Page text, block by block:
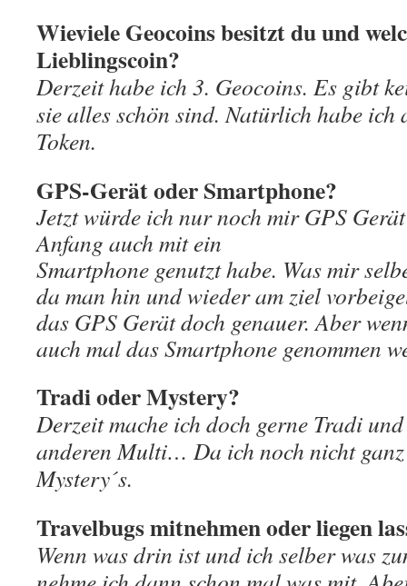
Wieviele Geocoins besitzt du und
Lieblingscoin?
Derzeit habe ich 3. Geocoins. Es gibt
sie alles schön sind. Natürlich habe ich
Token.
GPS-Gerät oder Smartphone?
Jetzt würde ich nur noch mir GPS
Anfang auch mit ein
Smartphone genutzt habe. Was mir
da man hin und wieder am ziel
das GPS Gerät doch genauer. Aber
auch mal das Smartphone genommen
Tradi oder Mystery?
Derzeit mache ich doch gerne Tradi
anderen Multi… Da ich noch nicht
Mystery´s.
Travelbugs mitnehmen oder liegen
Wenn was drin ist und ich selber was